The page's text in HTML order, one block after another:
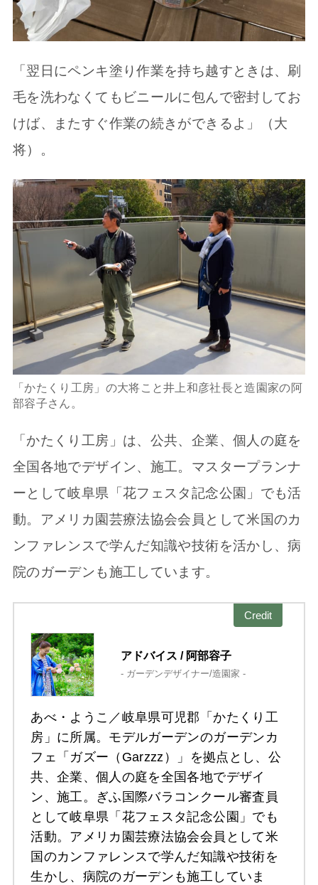
「翌日にペンキ塗り作業を持ち越すときは、刷
毛を洗わなくてもビニールに包んで密封してお
けば、またすぐ作業の続きができるよ」（大
将）。
「かたくり工房」の大将こと井上和彦社長と造園家の阿
部容子さん。
「かたくり工房」は、公共、企業、個人の庭を
全国各地でデザイン、施工。マスタープランナ
ーとして岐阜県「花フェスタ記念公園」でも活
動。アメリカ園芸療法協会会員として米国のカ
ンファレンスで学んだ知識や技術を活かし、病
院のガーデンも施工しています。
Credit
アドバイス / 阿部容子
- ガーデンデザイナー/造園家 -
あべ・ようこ／岐阜県可児郡「かたくり工
房」に所属。モデルガーデンのガーデンカ
フェ「ガズー（Garzzz）」を拠点とし、公
共、企業、個人の庭を全国各地でデザイ
ン、施工。ぎふ国際バラコンクール審査員
として岐阜県「花フェスタ記念公園」でも
活動。アメリカ園芸療法協会会員として米
国のカンファレンスで学んだ知識や技術を
生かし、病院のガーデンも施工していま